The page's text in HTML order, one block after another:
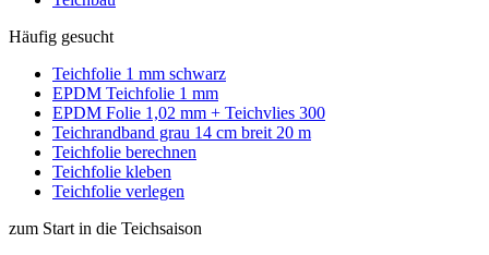
Häufig gesucht
Teichfolie 1 mm schwarz
EPDM Teichfolie 1 mm
EPDM Folie 1,02 mm + Teichvlies 300
Teichrandband grau 14 cm breit 20 m
Teichfolie berechnen
Teichfolie kleben
Teichfolie verlegen
zum Start in die Teichsaison